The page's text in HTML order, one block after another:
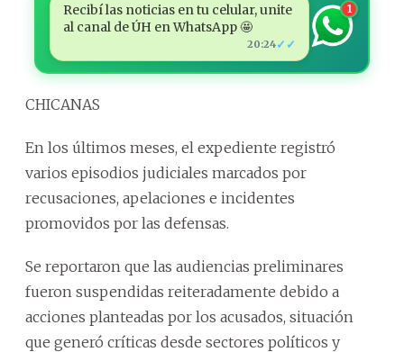
Recibí las noticias en tu celular, unite
al canal de ÚH en WhatsApp 🤩
20:24✓✓
1
CHICANAS
En los últimos meses, el expediente registró
varios episodios judiciales marcados por
recusaciones, apelaciones e incidentes
promovidos por las defensas.
Se reportaron que las audiencias preliminares
fueron suspendidas reiteradamente debido a
acciones planteadas por los acusados, situación
que generó críticas desde sectores políticos y